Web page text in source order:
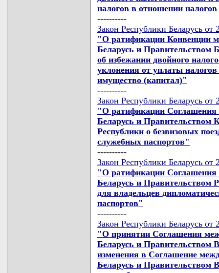
налогов в отношении
----------
Закон Республики Беларусь
"О ратификации Конвенции
Беларусь и Правительством
об избежании двойного
уклонения от уплаты
имущество (капитал)"
----------
Закон Республики Беларусь
"О ратификации Соглашения
Беларусь и Правительством
Республики о безвизовых
служебных паспортов"
----------
Закон Республики Беларусь
"О ратификации Соглашения
Беларусь и Правительством
для владельцев
паспортов"
----------
Закон Республики Беларусь
"О принятии Соглашения
Беларусь и Правительством
изменения в Соглашение
Беларусь и Правительством